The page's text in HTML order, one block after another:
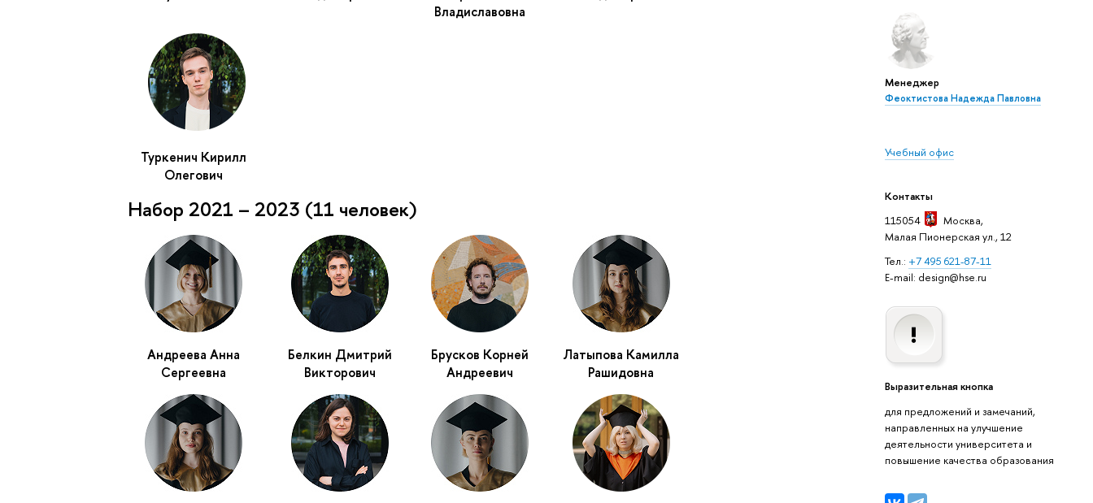
Менеджер
Феоктистова Надежда Павловна
Учебный офис
Контакты
115054
Москва,
Малая Пионерская ул., 12
Тел.: +7 495 621-87-11
E-mail: design@hse.ru
Выразительная кнопка
для предложений и замечаний,
направленных на улучшение
деятельности университета и
повышение качества образования
Владиславовна
Туркенич Кирилл
Олегович
Набор 2021 – 2023 (11 человек)
Андреева Анна
Сергеевна
Белкин Дмитрий
Викторович
Брусков Корней
Андреевич
Латыпова Камилла
Рашидовна